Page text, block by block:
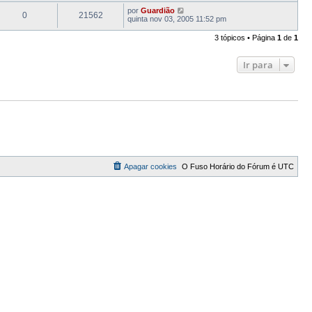
0 21562 por Guardião
quinta nov 03, 2005 11:52 pm
3 tópicos • Página 1 de 1
Ir para
O Fuso Horário do Fórum é UTC
Apagar cookies